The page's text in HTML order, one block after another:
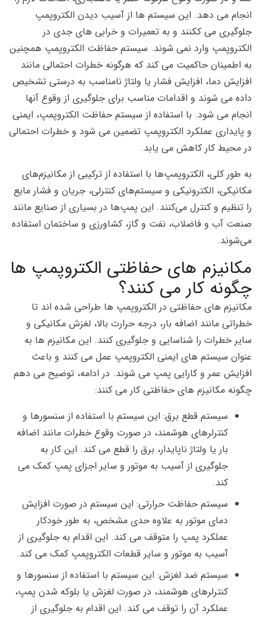
انجام می دهد. این سیستم ها از آسیب دیدن الکتروپمپ
جلوگیری می ککنند و به تعمیرات و خرابی های جدی در
الکتروپمپ وارد نمی شوند. سیستم حفاظت الکتروپمپ همچنین
به اطمینان حاکمیت می کند که هرگونه خطرات احتمالی مانند
افزایش دما، افزایش فشار یا ولتاژ نامناسب به درستی تشخیص
داده می شوند و اقدامات مناسب برای جلوگیری از وقوع آنها
انجام می شود. با استفاده از سیستم حفاظت الکتروپمپ، ایمنی
و پایداری عملکرد الکتروپمپ تضمین می شود و خطرات احتمالی
در محیط کار کاهش می یابد.
به طور کلی، الکتروپمپ‌ها با استفاده از ترکیبی از مکانیزم‌های
مکانیکی، الکترونیکی و سیستم‌های کنترلی، جریان و فشار مایع
را تنظیم و کنترل می‌کنند. این پمپ‌ها در بسیاری از صنایع مانند
صنعت آب و فاضلاب، نفت و گاز، کشاورزی و ساختمان استفاده
می‌شوند.
مکانیزم های حفاظتی الکتروپمپ ها
چگونه کار می کنند؟
مکانیزم های حفاظتی در الکتروپمپ ها طراحی شده اند تا
خطراتی مانند اضافه بار، درجه حرارت بالا، لغزش مکانیکی و
سایر خطرات را شناسایی و جلوگیری کنند. این مکانیزم ها به
عنوان سیستم های ایمنی الکتروپمپ عمل می کنند و باعث
افزایش عمر و کارایی پمپ می شوند. در ادامه، توضیح می دهم
چگونه مکانیزم های حفاظتی کار می کنند:
سیستم قطع برق: این سیستم با استفاده از سنسورها و
کنترلرهای هوشمند، در صورت وقوع خطرات مانند اضافه
بار یا ولتاژ ناپایدار، برق را قطع می کند. این کار به
جلوگیری از آسیب به موتور و سایر اجزای پمپ کمک می
کند.
سیستم حفاظت حرارتی: این سیستم در صورت افزایش
دمای موتور به علاوه حدی مشخص، به طور خودکار
عملکرد پمپ را متوقف می کند. این اقدام به جلوگیری از
آسیب به موتور و سایر قطعات الکتروپمپ کمک می کند.
سیستم ضد لغزش: این سیستم با استفاده از سنسورها و
کنترلرهای هوشمند، در صورت لغزش یا بلوکه شدن پمپ،
عملکرد آن را توقف می کند. این اقدام به جلوگیری از